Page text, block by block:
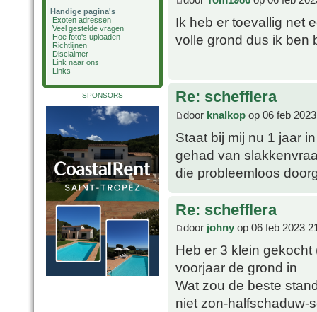
Handige pagina's
Exoten adressen
Veel gestelde vragen
Hoe foto's uploaden
Richtlijnen
Disclaimer
Link naar ons
Links
SPONSORS
Ik heb er toevallig net
volle grond dus ik ben
Re: schefflera
door knalkop op 06 feb
Staat bij mij nu 1 jaar
gehad van
die probleemloos
Re: schefflera
door johny op 06 feb 2023
Heb er 3 klein
voorjaar de grond in
Wat zou de beste
niet zon-halfschaduw-